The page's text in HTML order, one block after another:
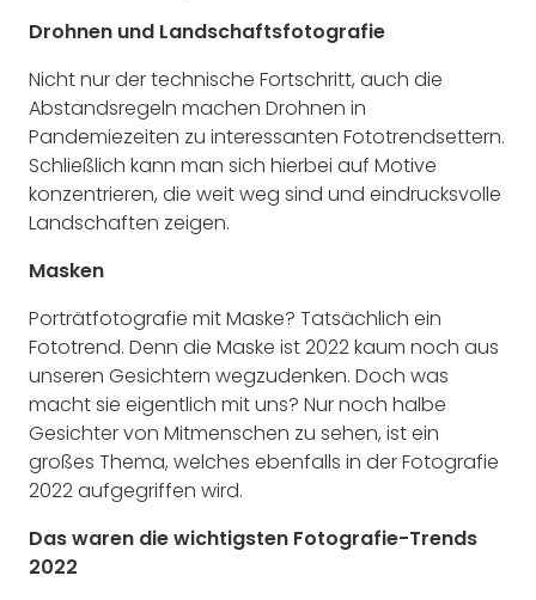
Drohnen und Landschaftsfotografie
Nicht nur der technische Fortschritt, auch die
Abstandsregeln machen Drohnen in
Pandemiezeiten zu interessanten Fototrendsettern.
Schließlich kann man sich hierbei auf Motive
konzentrieren, die weit weg sind und eindrucksvolle
Landschaften zeigen.
Masken
Porträtfotografie mit Maske? Tatsächlich ein
Fototrend. Denn die Maske ist 2022 kaum noch aus
unseren Gesichtern wegzudenken. Doch was
macht sie eigentlich mit uns? Nur noch halbe
Gesichter von Mitmenschen zu sehen, ist ein
großes Thema, welches ebenfalls in der Fotografie
2022 aufgegriffen wird.
Das waren die wichtigsten Fotografie-Trends
2022